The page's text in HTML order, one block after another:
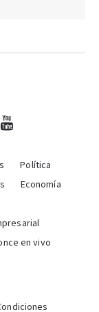
Política
Economía
en vivo